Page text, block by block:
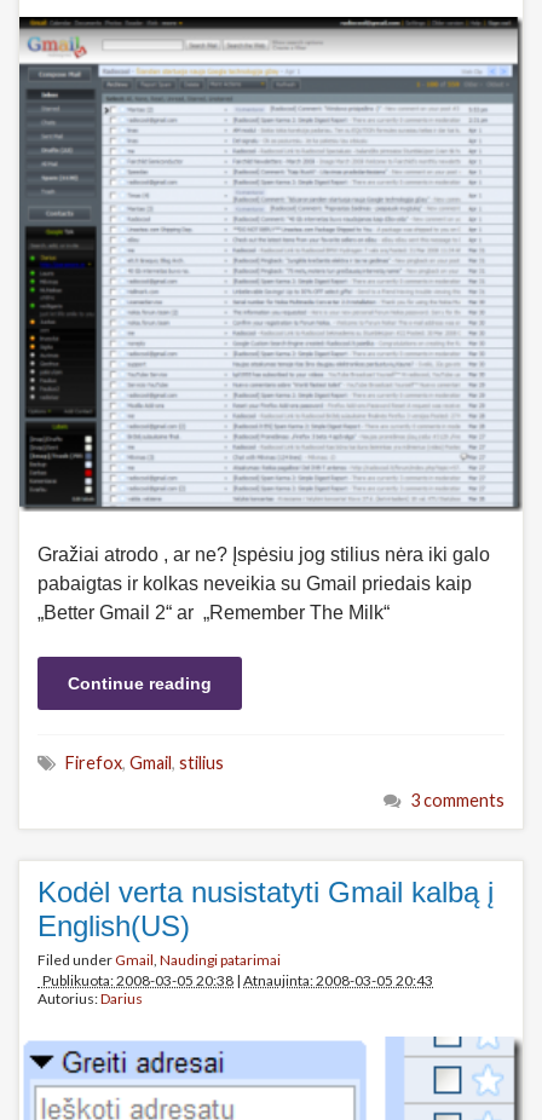
Gražiai atrodo , ar ne? Įspėsiu jog stilius nėra iki galo
pabaigtas ir kolkas neveikia su Gmail priedais kaip
„Better Gmail 2“ ar „Remember The Milk“
Continue reading
Firefox, Gmail, stilius
3 comments
Kodėl verta nusistatyti Gmail kalbą į
English(US)
Filed underGmail, Naudingi patarimai
Publikuota: 2008-03-05 20:38 | Atnaujinta: 2008-03-05 20:43
Autorius:Darius